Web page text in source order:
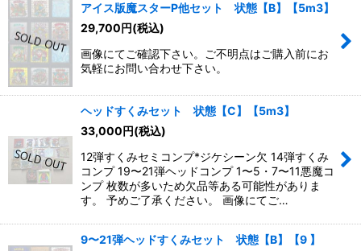
アイス版魔スターP他セット 状態【B】【5m3】
29,700円(税込)
画像にてご確認下さい。ご不明点はご購入前にお
気軽にお問い合わせ下さい。
ヘッドすくみセット 状態【C】【5m3】
33,000 円(税込)
12弾すくみセミコンプ*ジケシーン欠 14弾すくみ
コンプ 19〜21弾ヘッドコンプ 1〜5・7〜11悪魔コ
ンプ 枚数が多いため欠品等ある可能性がありま
す。 予めご了承ください。 画像にてご…
9〜21弾ヘッドすくみセット 状態【B】【9 】